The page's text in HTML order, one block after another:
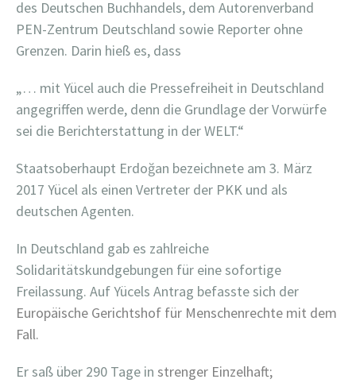
des Deutschen Buchhandels, dem Autorenverband
PEN-Zentrum Deutschland sowie Reporter ohne
Grenzen. Darin hieß es, dass
„… mit Yücel auch die Pressefreiheit in Deutschland
angegriffen werde, denn die Grundlage der Vorwürfe
sei die Berichterstattung in der WELT.“
Staatsoberhaupt Erdoğan bezeichnete am 3. März
2017 Yücel als einen Vertreter der PKK und als
deutschen Agenten.
In Deutschland gab es zahlreiche
Solidaritätskundgebungen für eine sofortige
Freilassung. Auf Yücels Antrag befasste sich der
Europäische Gerichtshof für Menschenrechte mit dem
Fall.
Er saß über 290 Tage in strenger Einzelhaft;